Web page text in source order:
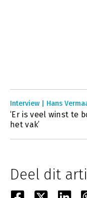
Interview | Hans
‘Er is veel winst te
het vak’
Deel dit